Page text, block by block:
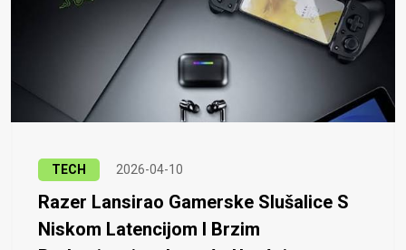
TECH 2026-04-10
Razer Lansirao Gamerske Slušalice S
Niskom Latencijom I Brzim